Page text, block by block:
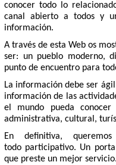
conocer todo lo
canal abierto a todos y
información.
A través de esta Web os
ser: un pueblo moderno,
punto de encuentro para
La información debe ser
información de las
el mundo pueda
administrativa, cultural,
En definitiva,
todo participativo. Un
que preste un mejor